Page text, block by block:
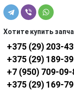
Хотите купить
+375 (29) 203-
+375 (29) 189-
+7 (950) 709-09-
+375 (29) 169-